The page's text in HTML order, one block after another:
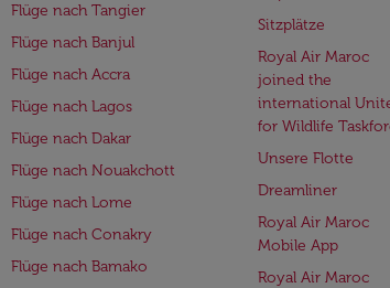
Flüge nach Tangier
Flüge nach Banjul
Flüge nach Accra
Flüge nach Lagos
Flüge nach Dakar
Flüge nach Nouakchott
Flüge nach Lome
Flüge nach Conakry
Flüge nach Bamako
Sitzplätze
Royal Air Maroc
joined the
international
for Wildlife
Unsere Flotte
Dreamliner
Royal Air Maroc
Mobile App
Royal Air Maroc